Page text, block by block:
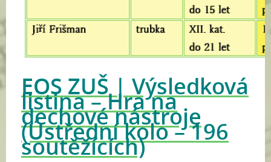
EOS ZUŠ | Výsledková
listina – Hra na
dechové nástroje
(Ústřední kolo – 196
soutěžících)